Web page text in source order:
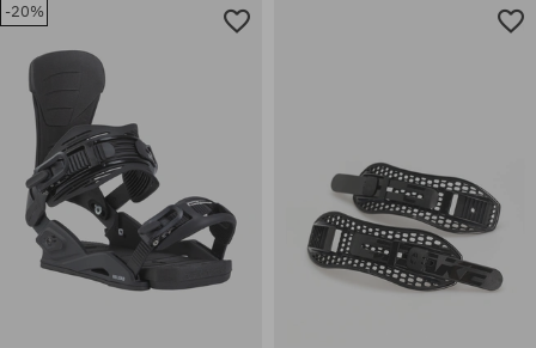
Elérhető méretek:
-20%